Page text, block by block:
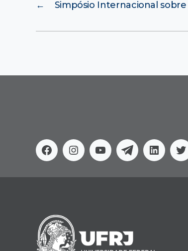
← Simpósio Internacional
FacebookInstagram
YoutubeTelegram